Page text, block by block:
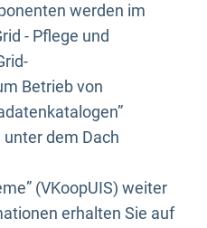
werden im
- Pflege und
Betrieb von
unter dem Dach
(VKoopUIS) weiter
erhalten Sie auf